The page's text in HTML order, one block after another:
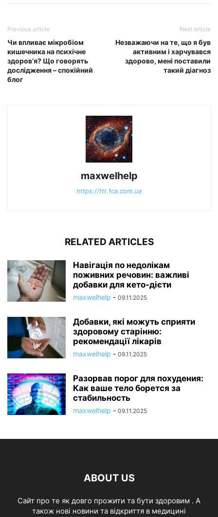
Previous article
Чи впливає мікробіом
кишечника на психічне
здоров’я? Що говорять
дослідження – спокійний
блог
Next article
Незважаючи на те, що я був
активним і харчувався
здорово, мені поставили
такий діагноз
maxwelhelp
https://ttt.1ca.com.ua
RELATED ARTICLES
Навігація по недолікам
поживних речовин: важливі
добавки для кето-дієти
maxwelhelp - 09.11.2025
Добавки, які можуть сприяти
здоровому старінню:
рекомендації лікарів
maxwelhelp - 09.11.2025
Разорвав порог для похудения:
Как ваше тело борется за
стабильность
maxwelhelp - 09.11.2025
ABOUT US
Cайт про те як довго прожити та бути здоровим . А
також нові новини та відкриття в медицині